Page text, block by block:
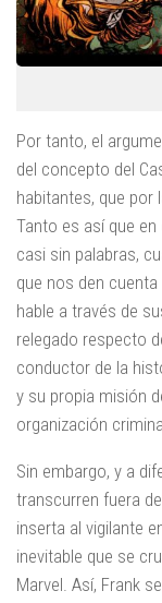
Por tanto, el
del concepto del
habitantes, que por
Tanto es así que
casi sin palabras,
que nos den
hable a través de
relegado respecto
conductor de la
y su propia misión
organización
Sin embargo, y a
transcurren fuera
inserta al vigilante
inevitable que se
Marvel. Así, Frank